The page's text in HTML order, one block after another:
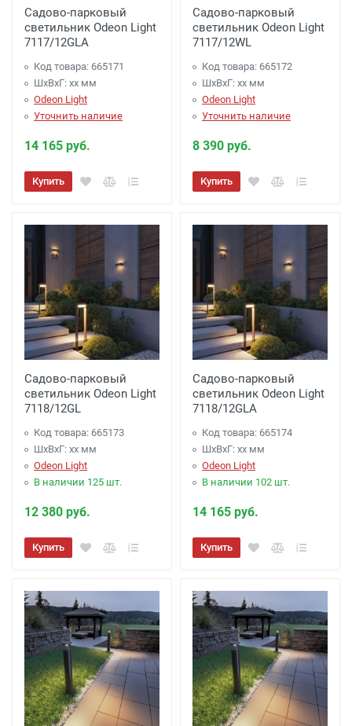
Садово-парковый
светильник Odeon Light
7117/12GLA
Код товара: 665171
ШхВхГ: xx мм
Odeon Light
Уточнить наличие
14 165 руб.
Купить
Садово-парковый
светильник Odeon Light
7117/12WL
Код товара: 665172
ШхВхГ: xx мм
Odeon Light
Уточнить наличие
8 390 руб.
Купить
Садово-парковый
светильник Odeon Light
7118/12GL
Код товара: 665173
ШхВхГ: xx мм
Odeon Light
В наличии 125 шт.
12 380 руб.
Купить
Садово-парковый
светильник Odeon Light
7118/12GLA
Код товара: 665174
ШхВхГ: xx мм
Odeon Light
В наличии 102 шт.
14 165 руб.
Купить